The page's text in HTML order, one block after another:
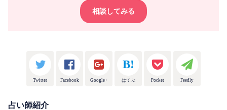
相談してみる
Twitter Facebook Google+ はてぶ Pocket Feedly
占い師紹介